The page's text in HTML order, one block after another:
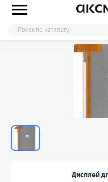

Дисплей